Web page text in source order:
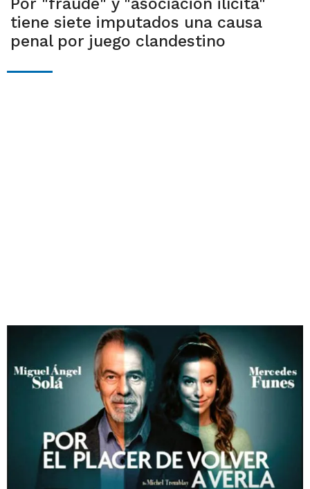
tiene siete imputados una causa
penal por juego clandestino